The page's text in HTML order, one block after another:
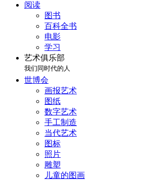
阅读
图书
百科全书
电影
学习
艺术俱乐部
我们同时代的人
世博会
画报艺术
图纸
数字艺术
手工制造
当代艺术
图标
照片
雕塑
儿童的图画